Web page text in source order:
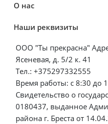
О нас
Наши реквизиты
ООО "Ты прекрасна"
Ясеневая, д. 5/2 к. 41
Тел.: +375297332555
Время работы: с 8:30 до
Свидетельство о
0180437, выданное
района г. Бреста от